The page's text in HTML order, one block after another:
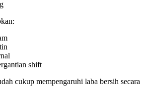
shift
cukup mempengaruhi laba bersih secara